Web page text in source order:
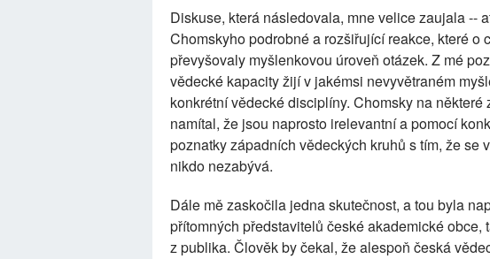
Diskuse, která následovala, mne velice zaujala --
Chomskyho podrobné a rozšiřující reakce, které o
převyšovaly myšlenkovou úroveň otázek. Z mé
vědecké kapacity žijí v jakémsi nevyvětraném
konkrétní vědecké disciplíny. Chomsky na
namítal, že jsou naprosto irelevantní a pomocí
poznatky západních vědeckých kruhů s tím, že se
nikdo nezabývá.
Dále mě zaskočila jedna skutečnost, a tou byla
přítomných představitelů české akademické obce,
z publika. Člověk by čekal, že alespoň česká